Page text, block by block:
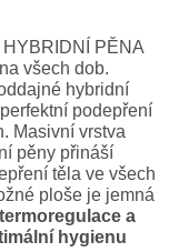
PĚNA
všech dob.
hybridní
podepření
Masivní vrstva
pěny přináší
těla ve všech
ploše je jemná
termoregulace a
hygienu